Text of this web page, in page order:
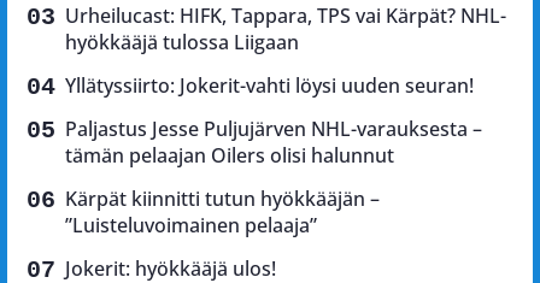
Urheilucast: HIFK, Tappara, TPS vai Kärpät? NHL-
hyökkääjä tulossa Liigaan
Yllätyssiirto: Jokerit-vahti löysi uuden seuran!
Paljastus Jesse Puljujärven NHL-varauksesta –
tämän pelaajan Oilers olisi halunnut
Kärpät kiinnitti tutun hyökkääjän –
”Luisteluvoimainen pelaaja”
Jokerit: hyökkääjä ulos!